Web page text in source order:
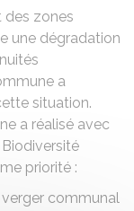
des zones
une dégradation
a
situation.
a réalisé avec
Biodiversité
priorité :
verger communal